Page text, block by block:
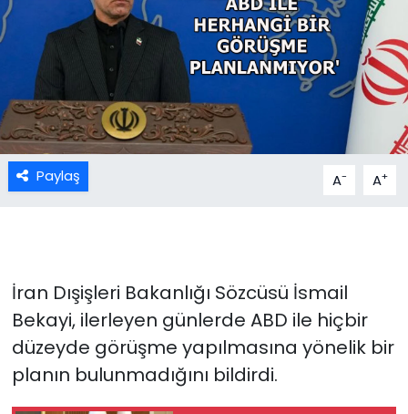
Paylaş A- A+
İran Dışişleri Bakanlığı Sözcüsü İsmail
Bekayi, ilerleyen günlerde ABD ile hiçbir
düzeyde görüşme yapılmasına yönelik bir
planın bulunmadığını bildirdi.